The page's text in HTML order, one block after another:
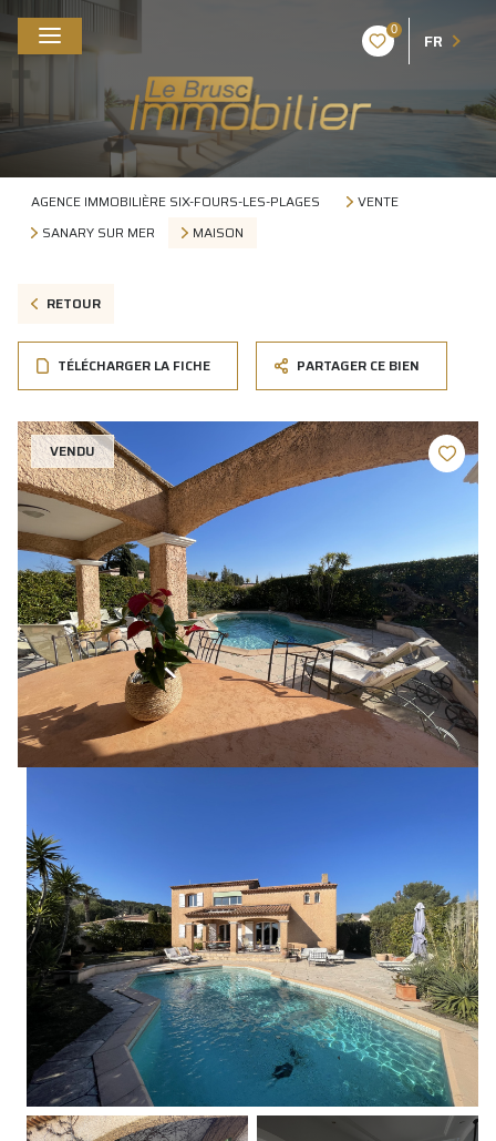
0 FR
AGENCE IMMOBILIÈRE SIX-FOURS-LES-PLAGES
VENTE
SANARY SUR MER
MAISON
RETOUR
TÉLÉCHARGER LA FICHE PARTAGER CE BIEN
VENDU